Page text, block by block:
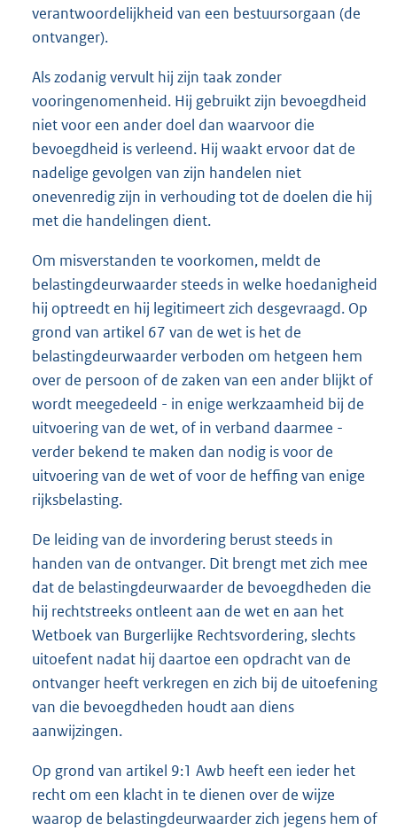
verantwoordelijkheid van een bestuursorgaan (de
ontvanger).
Als zodanig vervult hij zijn taak zonder
vooringenomenheid. Hij gebruikt zijn bevoegdheid
niet voor een ander doel dan waarvoor die
bevoegdheid is verleend. Hij waakt ervoor dat de
nadelige gevolgen van zijn handelen niet
onevenredig zijn in verhouding tot de doelen die hij
met die handelingen dient.
Om misverstanden te voorkomen, meldt de
belastingdeurwaarder steeds in welke hoedanigheid
hij optreedt en hij legitimeert zich desgevraagd. Op
grond van artikel 67 van de wet is het de
belastingdeurwaarder verboden om hetgeen hem
over de persoon of de zaken van een ander blijkt of
wordt meegedeeld - in enige werkzaamheid bij de
uitvoering van de wet, of in verband daarmee -
verder bekend te maken dan nodig is voor de
uitvoering van de wet of voor de heffing van enige
rijksbelasting.
De leiding van de invordering berust steeds in
handen van de ontvanger. Dit brengt met zich mee
dat de belastingdeurwaarder de bevoegdheden die
hij rechtstreeks ontleent aan de wet en aan het
Wetboek van Burgerlijke Rechtsvordering, slechts
uitoefent nadat hij daartoe een opdracht van de
ontvanger heeft verkregen en zich bij de uitoefening
van die bevoegdheden houdt aan diens
aanwijzingen.
Op grond van artikel 9:1 Awb heeft een ieder het
recht om een klacht in te dienen over de wijze
waarop de belastingdeurwaarder zich jegens hem of